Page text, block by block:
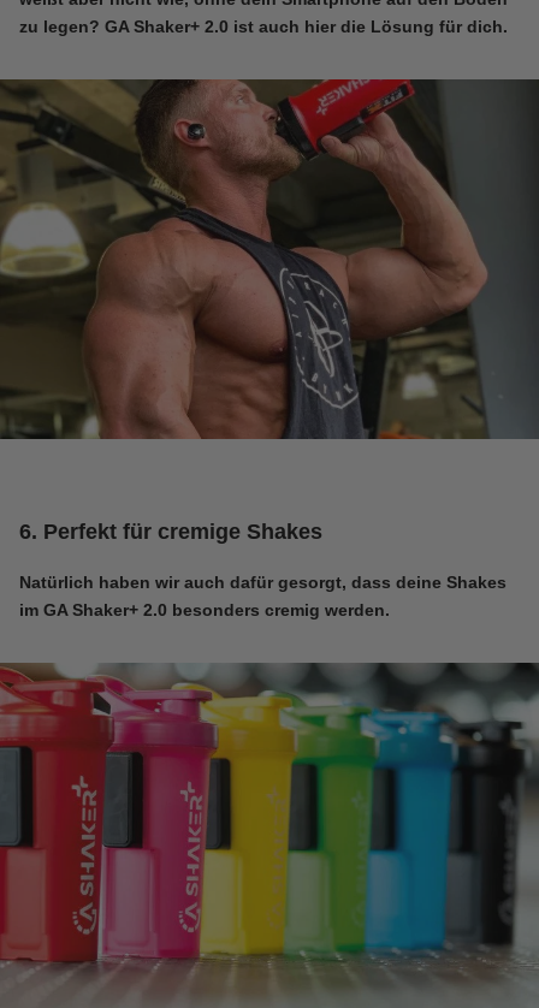
zu legen? GA Shaker+ 2.0 ist auch hier die Lösung für dich.
6. Perfekt für cremige Shakes
Natürlich haben wir auch dafür gesorgt, dass deine Shakes
im GA Shaker+ 2.0 besonders cremig werden.